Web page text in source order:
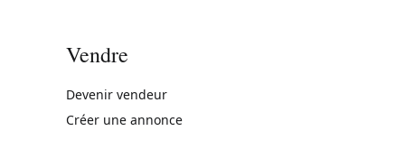
Vendre
Devenir vendeur
Créer une annonce